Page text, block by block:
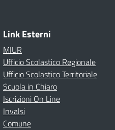
Link Esterni
MIUR
Ufficio Scolastico Regionale
Ufficio Scolastico Territoriale
Scuola in Chiaro
Iscrizioni On Line
Invalsi
Comune